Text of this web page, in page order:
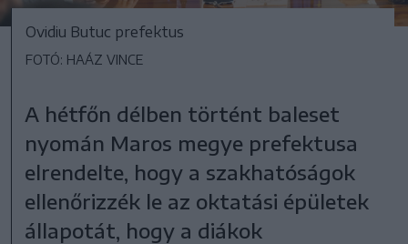
Ovidiu Butuc prefektus
FOTÓ: HAÁZ VINCE
A hétfőn délben történt baleset
nyomán Maros megye prefektusa
elrendelte, hogy a szakhatóságok
ellenőrizzék le az oktatási épületek
állapotát, hogy a diákok